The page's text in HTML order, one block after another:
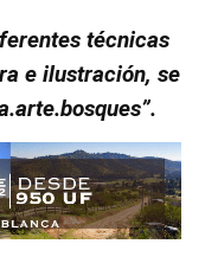
técnicas
e ilustración, se